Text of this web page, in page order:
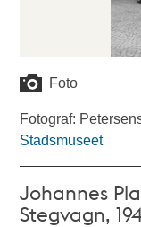
Foto
Fotograf:
Stadsmuseet
Johannes
Stegvagn,